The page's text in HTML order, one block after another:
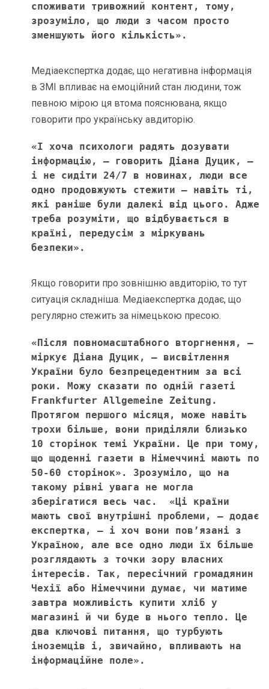
споживати тривожний контент, тому,
зрозуміло, що люди з часом просто
зменшують його кількість».
Медіаекспертка додає, що негативна інформація
в ЗМІ впливає на емоційний стан людини, тож
певною мірою ця втома пояснювана, якщо
говорити про українську авдиторію.
«І хоча психологи радять дозувати
інформацію, – говорить Діана Дуцик, –
і не сидіти 24/7 в новинах, люди все
одно продовжують стежити – навіть ті,
які раніше були далекі від цього. Адже
треба розуміти, що відбувається в
країні, передусім з міркувань
безпеки».
Якщо говорити про зовнішню авдиторію, то тут
ситуація складніша. Медіаекспертка додає, що
регулярно стежить за німецькою пресою.
«Після повномасштабного вторгнення, –
міркує Діана Дуцик, – висвітлення
України було безпрецедентним за всі
роки. Можу сказати по одній газеті
Frankfurter Allgemeine Zeitung.
Протягом першого місяця, може навіть
трохи більше, вони приділяли близько
10 сторінок темі України. Це при тому,
що щоденні газети в Німеччині мають по
50-60 сторінок». Зрозуміло, що на
такому рівні увага не могла
зберігатися весь час.  «Ці країни
мають свої внутрішні проблеми, – додає
експертка, – і хоч вони пов’язані з
Україною, але все одно люди їх більше
розглядають з точки зору власних
інтересів. Так, пересічний громадянин
Чехії або Німеччини думає, чи матиме
завтра можливість купити хліб у
магазині й чи буде в нього тепло. Це
два ключові питання, що турбують
іноземців і, звичайно, впливають на
інформаційне поле».